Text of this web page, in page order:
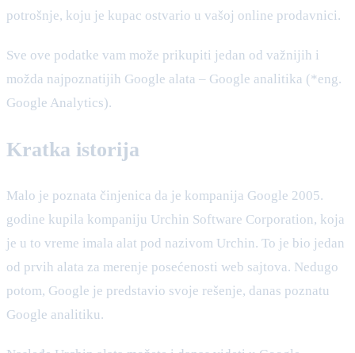
potrošnje, koju je kupac ostvario u vašoj online prodavnici.
Sve ove podatke vam može prikupiti jedan od važnijih i
možda najpoznatijih Google alata – Google analitika (*eng.
Google Analytics).
Kratka istorija
Malo je poznata činjenica da je kompanija Google 2005.
godine kupila kompaniju Urchin Software Corporation, koja
je u to vreme imala alat pod nazivom Urchin. To je bio jedan
od prvih alata za merenje posećenosti web sajtova. Nedugo
potom, Google je predstavio svoje rešenje, danas poznatu
Google analitiku.